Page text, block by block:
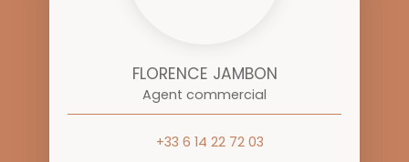
FLORENCE JAMBON
Agent commercial
+33 6 14 22 72 03